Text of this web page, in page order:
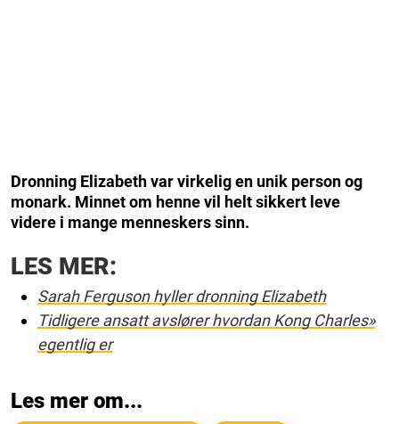
Dronning Elizabeth var virkelig en unik person og
monark. Minnet om henne vil helt sikkert leve
videre i mange menneskers sinn.
LES MER:
Sarah Ferguson hyller dronning Elizabeth
Tidligere ansatt avslører hvordan Kong Charles»
egentlig er
Les mer om...